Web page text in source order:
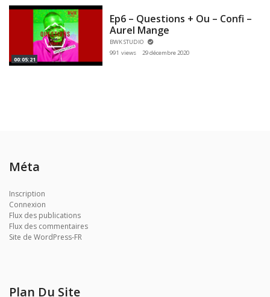
00:05:21
Ep6 – Questions + Ou – Confi –
Aurel Mange
BWK STUDIO
991 views
29 décembre 2020
Méta
Inscription
Connexion
Flux des publications
Flux des commentaires
Site de WordPress-FR
Plan Du Site